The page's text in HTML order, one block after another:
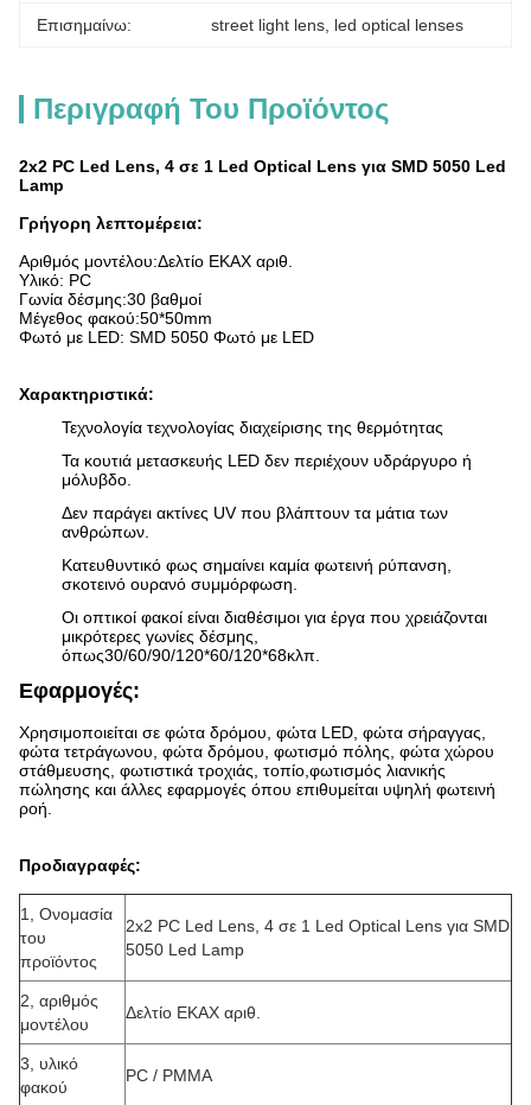
Επισημαίνω: street light lens led optical lenses
Περιγραφή Του Προϊόντος
2x2 PC Led Lens, 4 σε 1 Led Optical Lens για SMD 5050 Led
Lamp
Γρήγορη λεπτομέρεια:
Αριθμός μοντέλου:Δελτίο ΕΚΑΧ αριθ.
Υλικό: PC
Γωνία δέσμης:30 βαθμοί
Μέγεθος φακού:50*50mm
Φωτό με LED: SMD 5050 Φωτό με LED
Χαρακτηριστικά:
Τεχνολογία τεχνολογίας διαχείρισης της θερμότητας
Τα κουτιά μετασκευής LED δεν περιέχουν υδράργυρο ή
μόλυβδο.
Δεν παράγει ακτίνες UV που βλάπτουν τα μάτια των
ανθρώπων.
Κατευθυντικό φως σημαίνει καμία φωτεινή ρύπανση,
σκοτεινό ουρανό συμμόρφωση.
Οι οπτικοί φακοί είναι διαθέσιμοι για έργα που χρειάζονται
μικρότερες γωνίες δέσμης,
όπως30/60/90/120*60/120*68κλπ.
Εφαρμογές:
Χρησιμοποιείται σε φώτα δρόμου, φώτα LED, φώτα σήραγγας,
φώτα τετράγωνου, φώτα δρόμου, φωτισμό πόλης, φώτα χώρου
στάθμευσης, φωτιστικά τροχιάς, τοπίο,φωτισμός λιανικής
πώλησης και άλλες εφαρμογές όπου επιθυμείται υψηλή φωτεινή
ροή.
Προδιαγραφές:
1, Ονομασία
του
προϊόντος
2x2 PC Led Lens, 4 σε 1 Led Optical Lens για SMD
5050 Led Lamp
2, αριθμός
μοντέλου
Δελτίο ΕΚΑΧ αριθ.
3, υλικό
φακού
PC / PMMA